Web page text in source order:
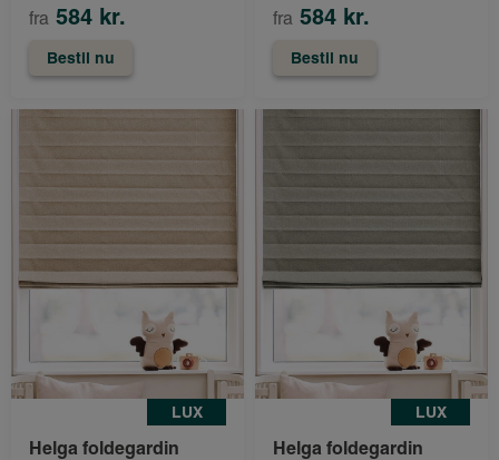
fra 584 kr.
Bestil nu
fra 584 kr.
Bestil nu
LUX
Helga foldegardin
LUX
Helga foldegardin